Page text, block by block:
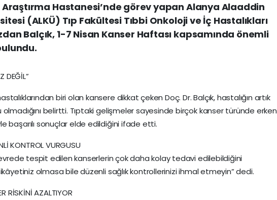
Hastanesi’nde görev yapan Alanya Alaaddin
(ALKÜ) Tıp Fakültesi Tıbbi Onkoloji ve İç Hastalıkları
Balçık, 1-7 Nisan Kanser Haftası kapsamında önemli
DEĞİL”
biri olan kansere dikkat çeken Doç. Dr. Balçık, hastalığın artık
belirtti. Tıptaki gelişmeler sayesinde birçok kanser türünde erken
başarılı sonuçlar elde edildiğini ifade etti.
KONTROL VURGUSU
evrede tespit edilen kanserlerin çok daha kolay tedavi edilebildiğini
olmasa bile düzenli sağlık kontrollerinizi ihmal etmeyin” dedi.
RİSKİNİ AZALTIYOR